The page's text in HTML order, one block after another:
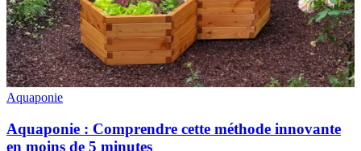
Aquaponie
Aquaponie : Comprendre cette méthode innovante
en moins de 5 minutes